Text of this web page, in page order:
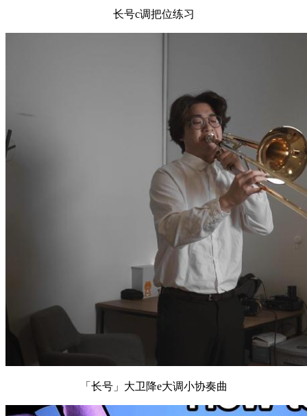
长号c调把位练习
「长号」大卫降e大调小协奏曲